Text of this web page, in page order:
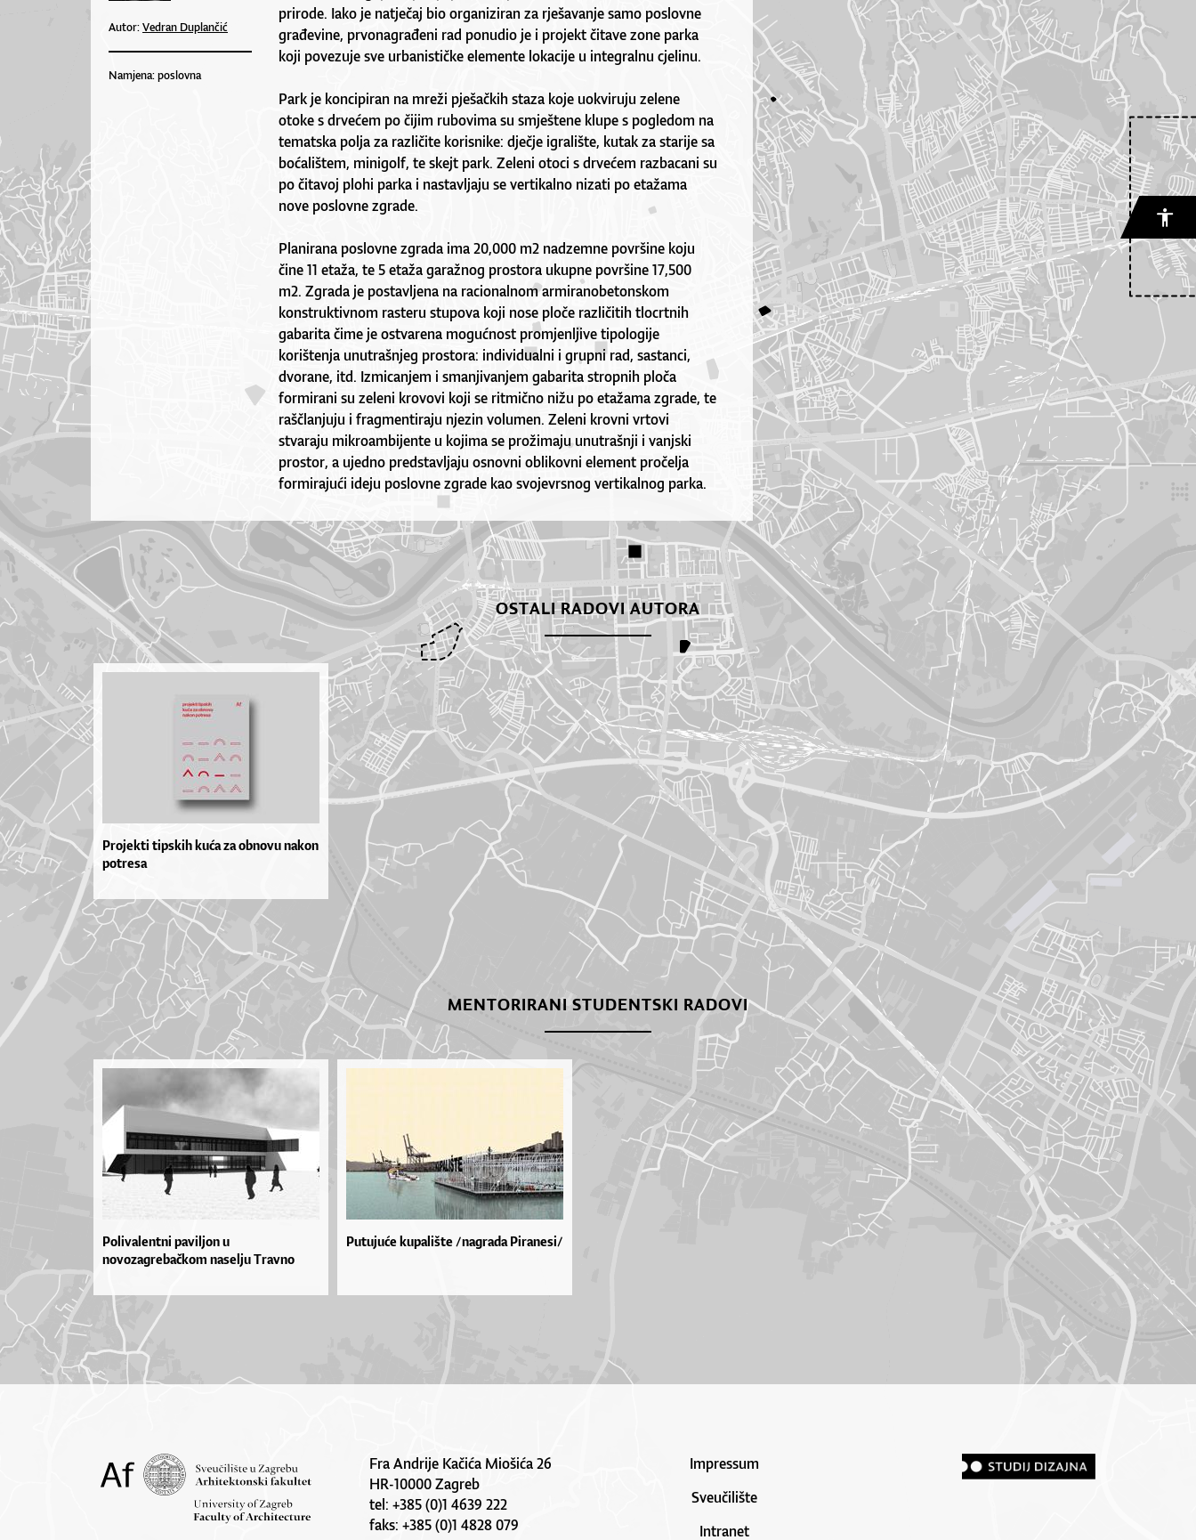
Autor:Vedran Duplančić
Namjena: poslovna
prirode. Iako je natječaj bio organiziran za rješavanje samo poslovne
građevine, prvonagrađeni rad ponudio je i projekt čitave zone parka
koji povezuje sve urbanističke elemente lokacije u integralnu cjelinu.
Park je koncipiran na mreži pješačkih staza koje uokviruju zelene
otoke s drvećem po čijim rubovima su smještene klupe s pogledom na
tematska polja za različite korisnike: dječje igralište, kutak za starije sa
boćalištem, minigolf, te skejt park. Zeleni otoci s drvećem razbacani su
po čitavoj plohi parka i nastavljaju se vertikalno nizati po etažama
nove poslovne zgrade.
Planirana poslovne zgrada ima 20,000 m2 nadzemne površine koju
čine 11 etaža, te 5 etaža garažnog prostora ukupne površine 17,500
m2. Zgrada je postavljena na racionalnom armiranobetonskom
konstruktivnom rasteru stupova koji nose ploče različitih tlocrtnih
gabarita čime je ostvarena mogućnost promjenljive tipologije
korištenja unutrašnjeg prostora: individualni i grupni rad, sastanci,
dvorane, itd. Izmicanjem i smanjivanjem gabarita stropnih ploča
formirani su zeleni krovovi koji se ritmično nižu po etažama zgrade, te
raščlanjuju i fragmentiraju njezin volumen. Zeleni krovni vrtovi
stvaraju mikroambijente u kojima se prožimaju unutrašnji i vanjski
prostor, a ujedno predstavljaju osnovni oblikovni element pročelja
formirajući ideju poslovne zgrade kao svojevrsnog vertikalnog parka.
OSTALI RADOVI AUTORA
Projekti tipskih kuća za obnovu nakon
potresa
MENTORIRANI STUDENTSKI RADOVI
Polivalentni paviljon u
novozagrebačkom naselju Travno
Putujuće kupalište /nagrada Piranesi/
Fra Andrije Kačića Miošića 26
HR-10000 Zagreb
tel: +385 (0)1 4639 222
faks: +385 (0)1 4828 079
Impressum
Sveučilište
Intranet